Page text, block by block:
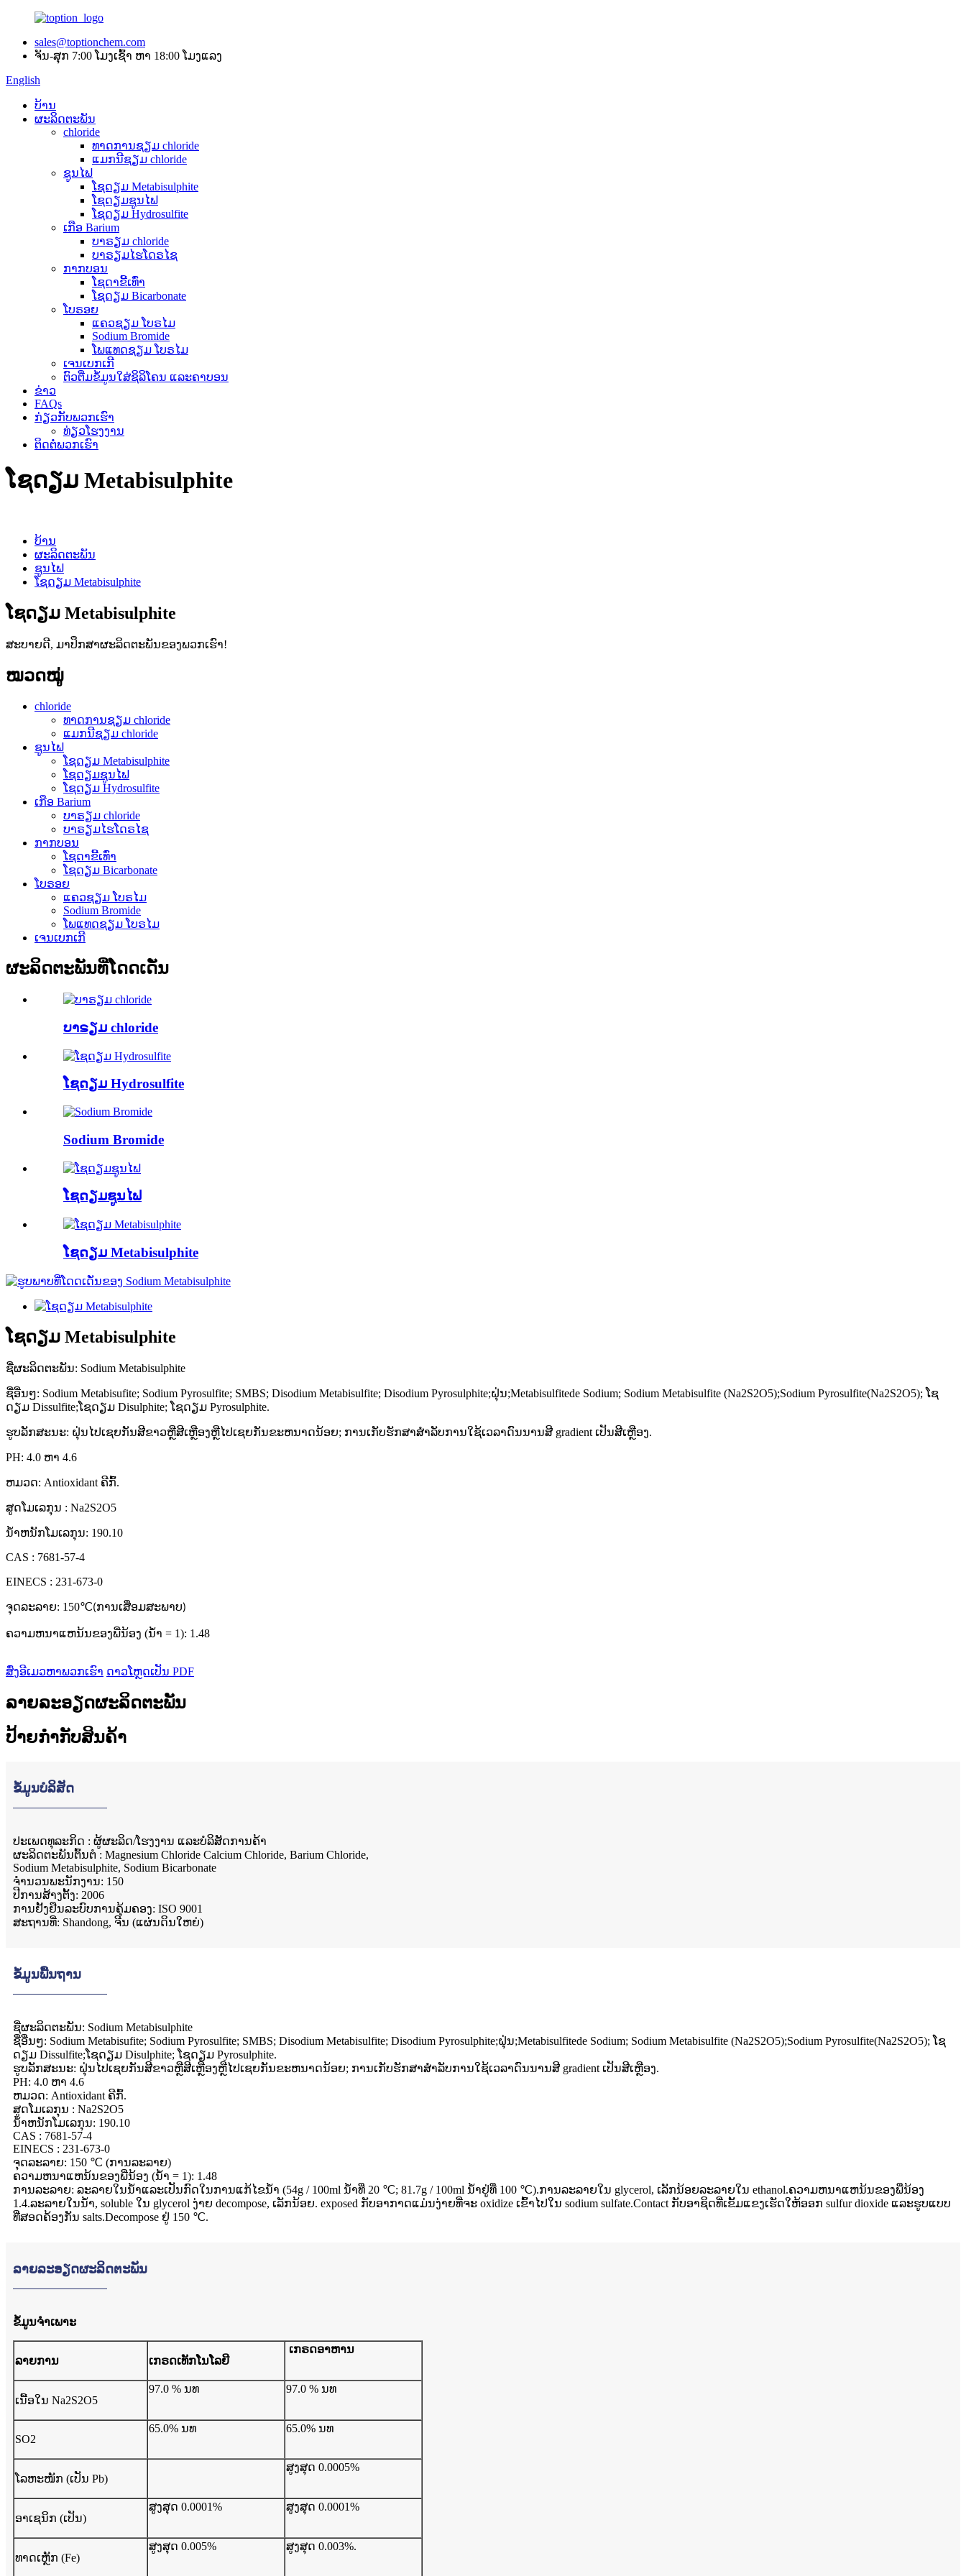
sales@toptionchem.com
ຈັນ-ສຸກ 7:00 ໂມງເຊົ້າ ຫາ 18:00 ໂມງແລງ
English
ບ້ານ
ຜະລິດຕະພັນ
chloride
ທາດການຊຽມ chloride
ແມກນີຊຽມ chloride
ຊູນໄຟ
ໂຊດຽມ Metabisulphite
ໂຊດຽມຊູນໄຟ
ໂຊດຽມ Hydrosulfite
ເກືອ Barium
ບາຣຽມ chloride
ບາຣຽມໄຮໂດຣໄຊ
ກາກບອນ
ໂຊດາຂີ້ເທົ່າ
ໂຊດຽມ Bicarbonate
ໂບຣອຍ
ແຄວຊຽມ ໂບຣໄມ
Sodium Bromide
ໂພແທດຊຽມ ໂບຣໄມ
ເຈນເບກເກີ
ຕົວຕື່ມຂໍ້ມູນໃສ່ຊິລິໂຄນ ແລະຄາບອນ
ຂ່າວ
FAQs
ກ່ຽວກັບພວກເຮົາ
ທ່ຽວໂຮງງານ
ຕິດຕໍ່ພວກເຮົາ
ໂຊດຽມ Metabisulphite
ບ້ານ
ຜະລິດຕະພັນ
ຊູນໄຟ
ໂຊດຽມ Metabisulphite
ໂຊດຽມ Metabisulphite
ສະບາຍດີ, ມາປຶກສາຜະລິດຕະພັນຂອງພວກເຮົາ!
ໝວດໝູ່
chloride
ທາດການຊຽມ chloride
ແມກນີຊຽມ chloride
ຊູນໄຟ
ໂຊດຽມ Metabisulphite
ໂຊດຽມຊູນໄຟ
ໂຊດຽມ Hydrosulfite
ເກືອ Barium
ບາຣຽມ chloride
ບາຣຽມໄຮໂດຣໄຊ
ກາກບອນ
ໂຊດາຂີ້ເທົ່າ
ໂຊດຽມ Bicarbonate
ໂບຣອຍ
ແຄວຊຽມ ໂບຣໄມ
Sodium Bromide
ໂພແທດຊຽມ ໂບຣໄມ
ເຈນເບກເກີ
ຜະລິດຕະພັນທີ່ໂດດເດັ່ນ
ບາຣຽມ chloride
ໂຊດຽມ Hydrosulfite
Sodium Bromide
ໂຊດຽມຊູນໄຟ
ໂຊດຽມ Metabisulphite
ໂຊດຽມ Metabisulphite
ຊື່ຜະລິດຕະພັນ: Sodium Metabisulphite
ຊື່ອື່ນໆ: Sodium Metabisufite; Sodium Pyrosulfite; SMBS; Disodium Metabisulfite; Disodium Pyrosulphite;ຝຸ່ນ;Metabisulfitede Sodium; Sodium Metabisulfite (Na2S2O5);Sodium Pyrosulfite(Na2S2O5); ໂຊ
ດຽມ Dissulfite;ໂຊດຽມ Disulphite; ໂຊດຽມ Pyrosulphite.
ຮູບ​ລັກ​ສະ​ນະ​: ຝຸ່ນ​ໄປ​ເຊຍ​ກັນ​ສີ​ຂາວ​ຫຼື​ສີ​ເຫຼືອງ​ຫຼື​ໄປ​ເຊຍ​ກັນ​ຂະ​ຫນາດ​ນ້ອຍ​; ການ​ເກັບ​ຮັກ​ສາ​ສໍາ​ລັບ​ການ​ໃຊ້​ເວ​ລາ​ດົນ​ນານ​ສີ gradient ເປັນ​ສີ​ເຫຼືອງ​.
PH: 4.0 ຫາ 4.6
ຫມວດ: Antioxidant ຄີກົ້.
ສູດ​ໂມ​ເລ​ກຸນ : Na2S2O5
ນ້ໍາຫນັກໂມເລກຸນ: 190.10
CAS : 7681-57-4
EINECS : 231-673-0
ຈຸດລະລາຍ: 150℃(ການ​ເສື່ອມ​ສະ​ພາບ​)
ຄວາມຫນາແຫນ້ນຂອງພີ່ນ້ອງ (ນ້ໍາ = 1): 1.48
ສົ່ງອີເມວຫາພວກເຮົາ ດາວໂຫຼດເປັນ PDF
ລາຍລະອຽດຜະລິດຕະພັນ
ປ້າຍກຳກັບສິນຄ້າ
ຂໍ້ມູນບໍລິສັດ
ປະເພດທຸລະກິດ : ຜູ້ຜະລິດ/ໂຮງງານ ແລະບໍລິສັດການຄ້າ
ຜະ​ລິດ​ຕະ​ພັນ​ຕົ້ນ​ຕໍ : Magnesium Chloride Calcium Chloride, Barium Chloride,
Sodium Metabisulphite, Sodium Bicarbonate
ຈໍານວນພະນັກງານ: 150
ປີ​ການ​ສ້າງ​ຕັ້ງ​: 2006​
ການຢັ້ງຢືນລະບົບການຄຸ້ມຄອງ: ISO 9001
ສະຖານທີ່: Shandong, ຈີນ (ແຜ່ນດິນໃຫຍ່)
ຂໍ້ມູນພື້ນຖານ
ຊື່ຜະລິດຕະພັນ: Sodium Metabisulphite
ຊື່ອື່ນໆ: Sodium Metabisufite; Sodium Pyrosulfite; SMBS; Disodium Metabisulfite; Disodium Pyrosulphite;ຝຸ່ນ;Metabisulfitede Sodium; Sodium Metabisulfite (Na2S2O5);Sodium Pyrosulfite(Na2S2O5); ໂຊ
ດຽມ Dissulfite;ໂຊດຽມ Disulphite; ໂຊດຽມ Pyrosulphite.
ຮູບ​ລັກ​ສະ​ນະ​: ຝຸ່ນ​ໄປ​ເຊຍ​ກັນ​ສີ​ຂາວ​ຫຼື​ສີ​ເຫຼືອງ​ຫຼື​ໄປ​ເຊຍ​ກັນ​ຂະ​ຫນາດ​ນ້ອຍ​; ການ​ເກັບ​ຮັກ​ສາ​ສໍາ​ລັບ​ການ​ໃຊ້​ເວ​ລາ​ດົນ​ນານ​ສີ gradient ເປັນ​ສີ​ເຫຼືອງ​.
PH: 4.0 ຫາ 4.6
ຫມວດ: Antioxidant ຄີກົ້.
ສູດ​ໂມ​ເລ​ກຸນ : Na2S2O5
ນ້ໍາຫນັກໂມເລກຸນ: 190.10
CAS : 7681-57-4
EINECS : 231-673-0
ຈຸດ​ລະ​ລາຍ​: 150 ℃ (ການ​ລະ​ລາຍ​)
ຄວາມຫນາແຫນ້ນຂອງພີ່ນ້ອງ (ນ້ໍາ = 1): 1.48
ການລະລາຍ: ລະລາຍໃນນ້ໍາແລະເປັນກົດໃນການແກ້ໄຂນ້ໍາ (54g / 100ml ນ້ໍາທີ່ 20 ℃; 81.7g / 100ml ນ້ໍາຢູ່ທີ່ 100 ℃).ການລະລາຍໃນ glycerol, ເລັກນ້ອຍລະລາຍໃນ ethanol.ຄວາມຫນາແຫນ້ນຂອງພີ່ນ້ອງ
1.4.ລະລາຍໃນນ້ໍາ, soluble ໃນ glycerol ງ່າຍ decompose, ເລັກນ້ອຍ. exposed ກັບອາກາດແມ່ນງ່າຍທີ່ຈະ oxidize ເຂົ້າໄປໃນ sodium sulfate.Contact ກັບອາຊິດທີ່ເຂັ້ມແຂງເຮັດໃຫ້ອອກ sulfur dioxide ແລະຮູບແບບ
ທີ່ສອດຄ້ອງກັນ salts.Decompose ຢູ່ 150 ℃.
ລາຍລະອຽດຜະລິດຕະພັນ
ຂໍ້ມູນຈໍາເພາະ
ລາຍການ ເກຣດເທັກໂນໂລຍີ
ເກຣດອາຫານ
ເນື້ອໃນ Na2S2O5
97.0 % ນທ 97.0 % ນທ
SO2
65.0% ນທ 65.0% ນທ
ໂລຫະໜັກ (ເປັນ Pb)
ສູງສຸດ 0.0005%
ອາເຊນິກ (ເປັນ)
ສູງສຸດ 0.0001% ສູງສຸດ 0.0001%
ທາດເຫຼັກ (Fe)
ສູງສຸດ 0.005% ສູງສຸດ 0.003%.